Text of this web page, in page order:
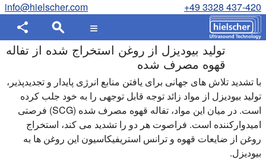
+49 3328 437-420
info@hielscher.com
تولید بیودیزل از روغن استخراج شده از تفاله
قهوه مصرف شده
با تشدید تلاش های جهانی برای یافتن منابع انرژی پایدار و تجدیدپذیر،
تولید بیودیزل از مواد زائد توجه قابل توجهی را به خود جلب کرده
است. در میان این مواد، تفاله قهوه مصرف شده (SCG) فرصتی
امیدوارکننده است. فراصوت هر دو را تشدید می کند، استخراج
روغن از ضایعات قهوه و ترانس استریفیکاسیون این روغن ها به
بیودیزل.